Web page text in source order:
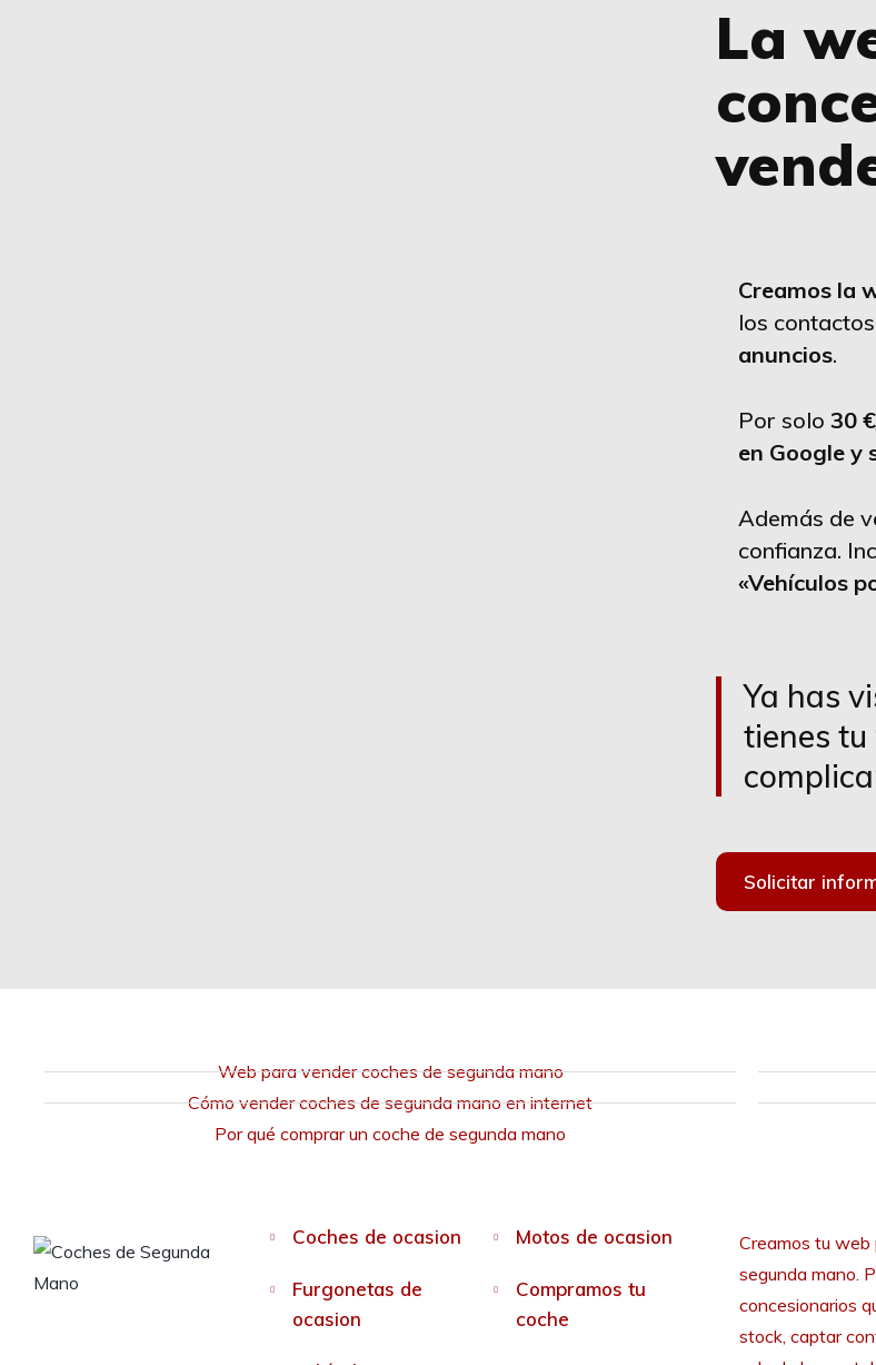
La
Creamos la
los
anuncios.
Por solo30
en Google y
Además de
confianza.
«Vehículos
Ya has
tienes
Solicitar
Web para vender coches de segunda mano
Cómo vender coches de segunda mano en internet
Por qué comprar un coche de segunda mano
Coches de ocasion Motos de ocasion
Furgonetas de
ocasion
Compramos tu
coche
Creamos tu web
segunda mano.
concesionarios
stock, captar